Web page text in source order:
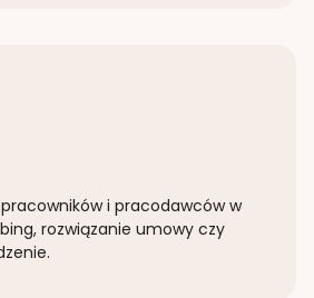
i pracodawców w
rozwiązanie umowy czy